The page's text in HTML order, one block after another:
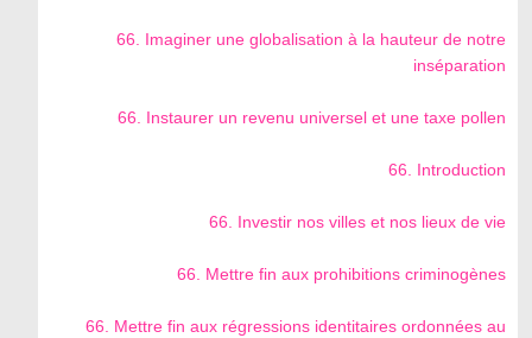
66. Imaginer une globalisation à la hauteur de notre
inséparation
66. Instaurer un revenu universel et une taxe pollen
66. Introduction
66. Investir nos villes et nos lieux de vie
66. Mettre fin aux prohibitions criminogènes
66. Mettre fin aux régressions identitaires ordonnées au